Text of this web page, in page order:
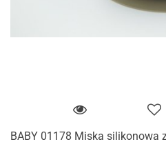
BABY 01178 Miska silikonowa